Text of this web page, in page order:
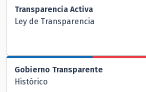
Transparencia Activa
Ley de Transparencia
Gobierno Transparente
Histórico